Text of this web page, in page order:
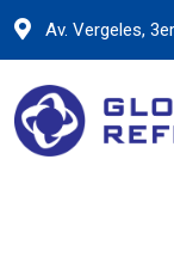
Skip
content
Av. Vergeles,